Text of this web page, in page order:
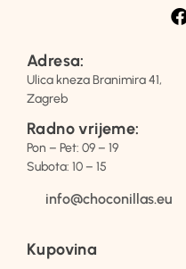
Adresa:
Ulica kneza Branimira 41,
Zagreb
Radno vrijeme:
Pon – Pet: 09 – 19
Subota: 10 – 15
info@choconillas.eu
Kupovina